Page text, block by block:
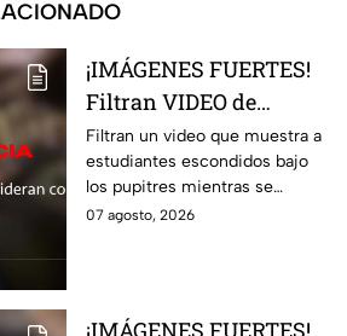
¡IMÁGENES FUERTES!
Filtran VIDEO de
estudiantes escondidos
durante t1rot3o en
escuela de Tailandia
Filtran un video que muestra a
estudiantes escondidos bajo
los pupitres mientras se
escuchaban disparos durante
07 agosto, 2026
¡IMÁGENES FUERTES!